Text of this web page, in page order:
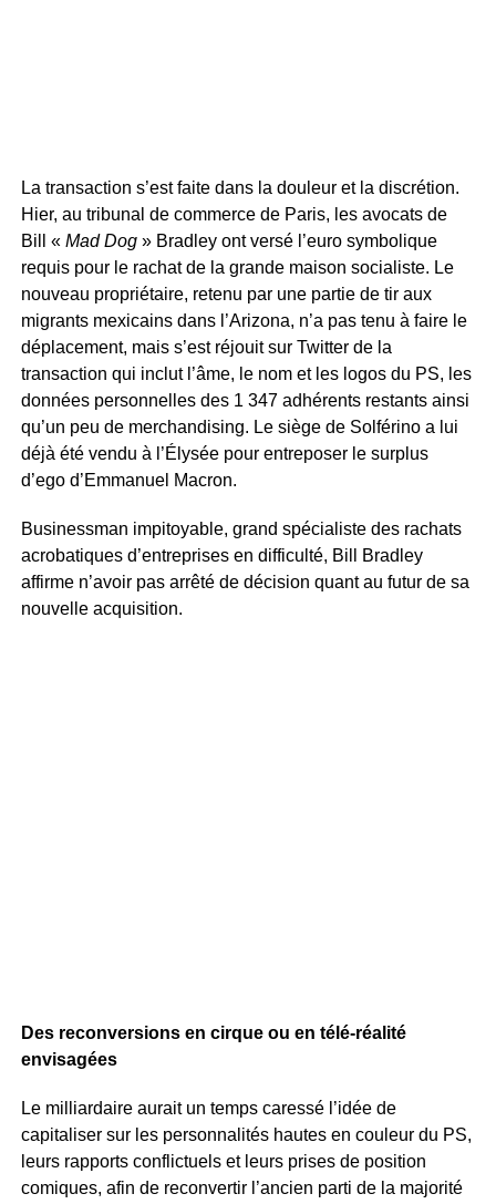
La transaction s’est faite dans la douleur et la discrétion.
Hier, au tribunal de commerce de Paris, les avocats de
Bill «Mad Dog» Bradley ont versé l’euro symbolique
requis pour le rachat de la grande maison socialiste. Le
nouveau propriétaire, retenu par une partie de tir aux
migrants mexicains dans l’Arizona, n’a pas tenu à faire le
déplacement, mais s’est réjouit sur Twitter de la
transaction qui inclut l’âme, le nom et les logos du PS, les
données personnelles des 1 347 adhérents restants ainsi
qu’un peu de merchandising. Le siège de Solférino a lui
déjà été vendu à l’Élysée pour entreposer le surplus
d’ego d’Emmanuel Macron.
Businessman impitoyable, grand spécialiste des rachats
acrobatiques d’entreprises en difficulté, Bill Bradley
affirme n’avoir pas arrêté de décision quant au futur de sa
nouvelle acquisition.
Des reconversions en cirque ou en télé-réalité
envisagées
Le milliardaire aurait un temps caressé l’idée de
capitaliser sur les personnalités hautes en couleur du PS,
leurs rapports conflictuels et leurs prises de position
comiques, afin de reconvertir l’ancien parti de la majorité